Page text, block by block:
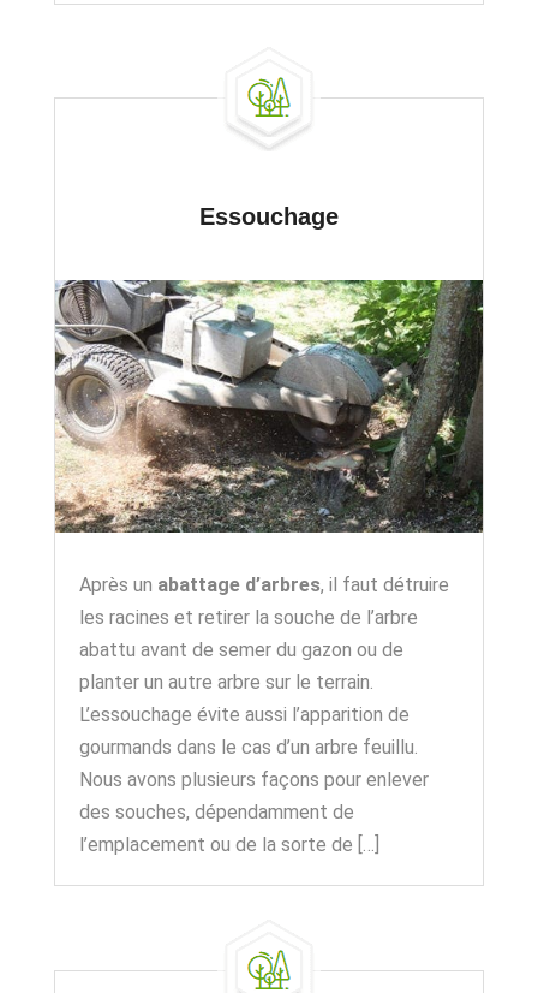
Essouchage
Après un abattage d’arbres, il faut détruire
les racines et retirer la souche de l’arbre
abattu avant de semer du gazon ou de
planter un autre arbre sur le terrain.
L’essouchage évite aussi l’apparition de
gourmands dans le cas d’un arbre feuillu.
Nous avons plusieurs façons pour enlever
des souches, dépendamment de
l’emplacement ou de la sorte de […]